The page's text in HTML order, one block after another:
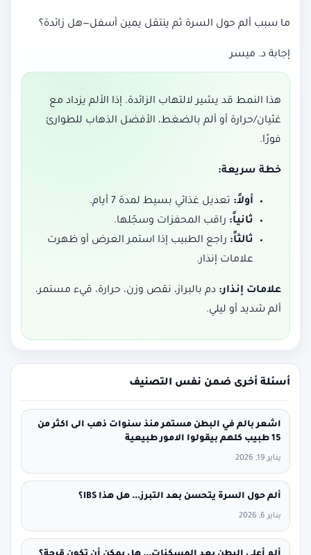
ما سبب ألم حول السرة ثم ينتقل يمين أسفل—هل زائدة؟
إجابة د. ميسر
هذا النمط قد يشير لالتهاب الزائدة. إذا الألم يزداد مع
غثيان/حرارة أو ألم بالضغط، الأفضل الذهاب للطوارئ
فورًا.
خطة سريعة:
أولاً: تعديل غذائي بسيط لمدة 7 أيام.
ثانياً: راقب المحفزات وسجّلها.
ثالثاً: راجع الطبيب إذا استمر العرض أو ظهرت
علامات إنذار.
علامات إنذار: دم بالبراز، نقص وزن، حرارة، قيء مستمر،
ألم شديد أو ليلي.
أسئلة أخرى ضمن نفس التصنيف
اشعر بالم في البطن مستمر منذ سنوات ذهب الى اكثر من
15 طبيب كلهم بيقولوا الامور طبيعية
يناير 19, 2026
ألم حول السرة يتحسن بعد التبرز… هل هذا IBS؟
يناير 6, 2026